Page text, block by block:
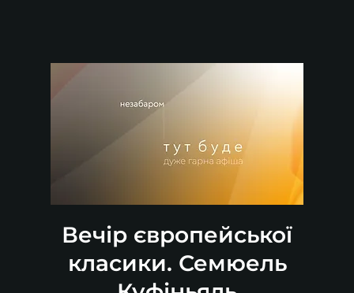
Вечір європейської
класики. Семюель